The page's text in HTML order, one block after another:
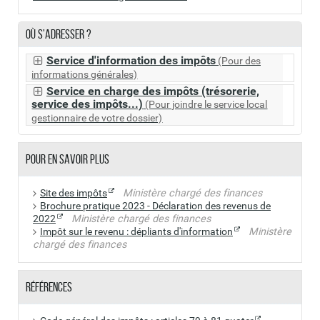
en avril 2024.
Où s'adresser ?
Service d'information des impôts (Pour des
informations générales)
Service en charge des impôts (trésorerie,
service des impôts...) (Pour joindre le service local
gestionnaire de votre dossier)
Pour en savoir plus
Site des impôts
Ministère chargé des finances
Brochure pratique 2023 - Déclaration des revenus de
2022
Ministère chargé des finances
Impôt sur le revenu : dépliants d'information
Ministère
chargé des finances
Références